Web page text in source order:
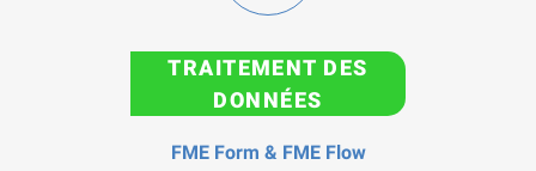
TRAITEMENT DES
DONNÉES
FME Form & FME Flow